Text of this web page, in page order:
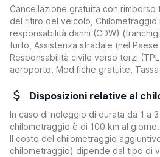
Cancellazione gratuita con
del ritiro del veicolo, Chilometraggio
responsabilità danni (CDW)
furto, Assistenza stradale (nel Paese
Responsabilità civile verso terzi
aeroporto, Modifiche gratuite,
Disposizioni relative al
In caso di noleggio di durata da 1 a
chilometraggio è di 100 km al giorno.
Il costo del chilometraggio
chilometraggio) dipende dal tipo di